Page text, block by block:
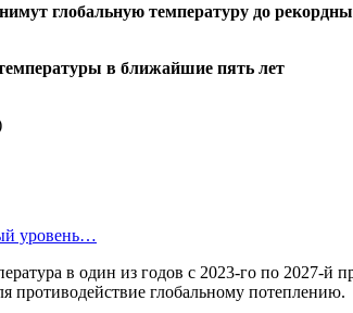
глобальную температуру до
уровень…
в один из годов с 2023-го по 2027-
противодействие глобальному потеплению.